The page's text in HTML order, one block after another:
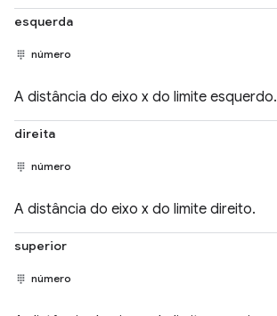
esquerda
número
A distância do eixo x do limite esquerdo.
direita
número
A distância do eixo x do limite direito.
superior
número